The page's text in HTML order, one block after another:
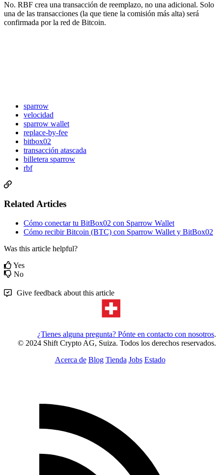
No. RBF crea una transacción de reemplazo, no una adicional. Solo
una de las transacciones (la que tiene la comisión más alta) será
confirmada por la red de Bitcoin.
sparrow
velocidad
sparrow wallet
replace-by-fee
bitbox02
transacción atascada
billetera sparrow
rbf
Related Articles
Cómo conectar tu BitBox02 con Sparrow Wallet
Cómo recibir Bitcoin (BTC) con Sparrow Wallet y BitBox02
Was this article helpful?
Yes
No
Give feedback about this article
¿Tienes alguna pregunta? Pónte en contacto con nosotros.
© 2024 Shift Crypto AG, Suiza. Todos los derechos reservados.
Acerca de Blog Tienda Jobs Estado